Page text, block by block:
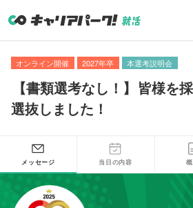
オンライン開催 2027年卒 本選考説明会
【書類選考なし！ 】 皆様を
選抜しました！
メッセージ 当日の内容